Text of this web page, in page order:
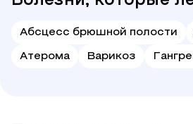
Абсцесс брюшной полости
Атерома Варикоз